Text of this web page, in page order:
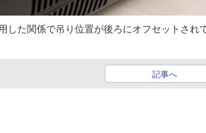
した関係で吊り位置が後ろにオフセットされ
記事へ